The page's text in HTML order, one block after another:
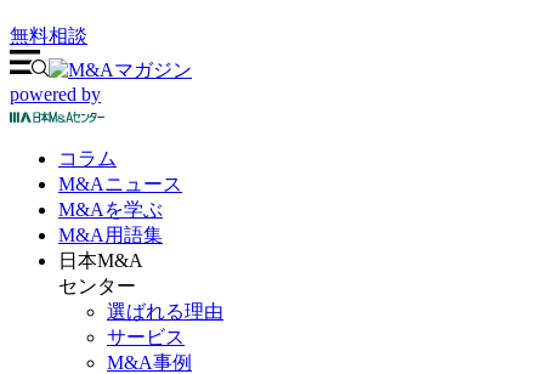
無料相談
powered by
コラム
M&Aニュース
M&Aを学ぶ
M&A 用語集
日本M&A
センター
選ばれる理由
サービス
M&A事例